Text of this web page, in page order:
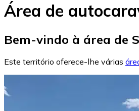
Área de
Bem-vindo à área de
Este território oferece-lhe várias